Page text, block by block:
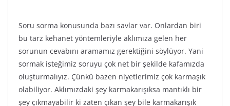
Soru sorma konusunda bazı savlar var. Onlardan biri
bu tarz kehanet yöntemleriyle aklımıza gelen her
sorunun cevabını aramamız gerektiğini söylüyor. Yani
sormak isteğimiz soruyu çok net bir şekilde kafamızda
oluşturmalıyız. Çünkü bazen niyetlerimiz çok karmaşık
olabiliyor. Aklımızdaki şey karmakarışıksa mantıklı bir
şey çıkmayabilir ki zaten çıkan şey bile karmakarışık